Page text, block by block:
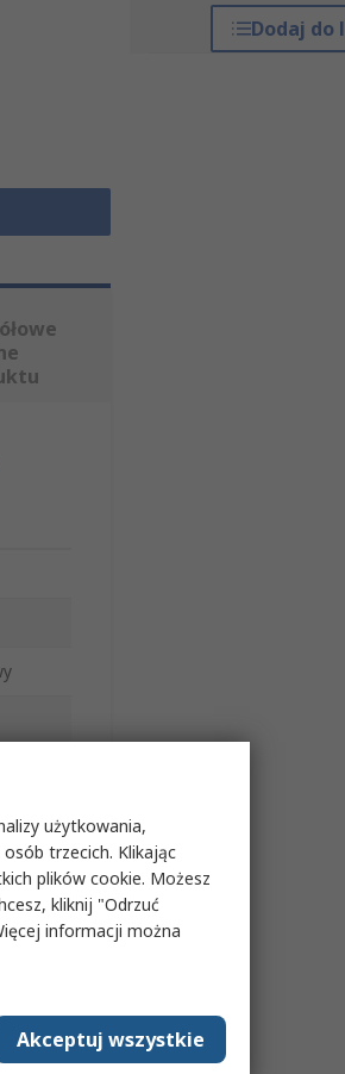
Dodaj do
użytkowania,
trzecich. Klikając
plików cookie. Możesz
kliknij "Odrzuć
informacji można
Akceptuj wszystkie